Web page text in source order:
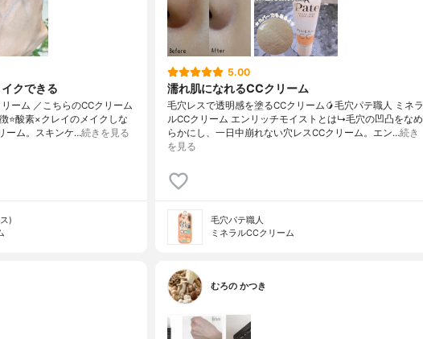
クできる
ーム ／こちらのCCクリーム
⭐️酸素×クレイのメイクしな
ーム。スキンケ…続きを見る
)
5.00
濡れ肌になれるCCクリーム
毛穴レスで透明感を塗るCCクリーム🥭毛穴パテ職人 ミネラ
ルCCクリーム エンリッチモイストとは↳毛穴の凹凸をなめ
らかにし、一日中崩れない穴レスCCクリーム。エン…続き
を見る
毛穴パテ職人
ミネラルCCクリーム
むろの かつき